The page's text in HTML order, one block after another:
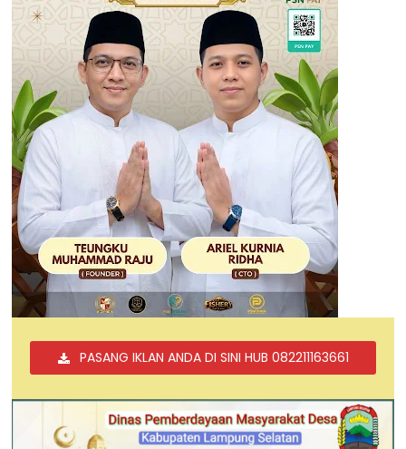
PASANG IKLAN ANDA DI SINI HUB 082211163661